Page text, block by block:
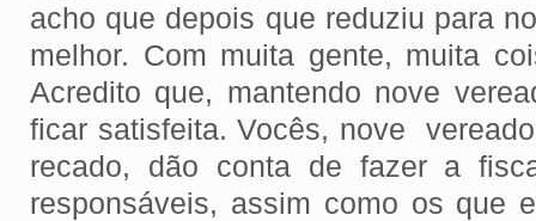
acho que depois que reduziu para
melhor. Com muita gente, muita
Acredito que, mantendo nove
ficar satisfeita. Vocês, nove
recado, dão conta de fazer a
responsáveis, assim como os que